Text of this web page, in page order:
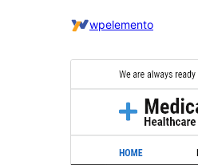
wpelemento